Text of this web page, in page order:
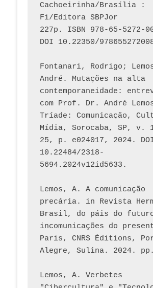
Cachoeirinha/Brasília :
Fi/Editora SBPJor
227p. ISBN 978-65-5272-
DOI 10.22350/
Fontanari, Rodrigo;
André. Mutações na alta
contemporaneidade:
com Prof. Dr. André
Tríade: Comunicação,
Mídia, Sorocaba, SP, v.
25, p. e024017, 2024.
10.22484/2318-
5694.2024v12id5633.
Lemos, A. A comunicação
precária. in Revista
Brasil, do páis do
incomunicações do
Paris, CNRS Éditions,
Lemos, A. Verbetes